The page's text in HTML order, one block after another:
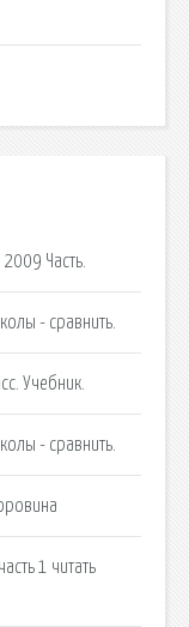
Часть.
- сравнить.
Учебник.
- сравнить.
1 читать